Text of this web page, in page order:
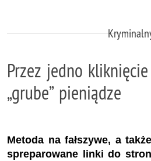
Przez jedno
„grube” pieniądze
Metoda na fałszywe, a
spreparowane linki do